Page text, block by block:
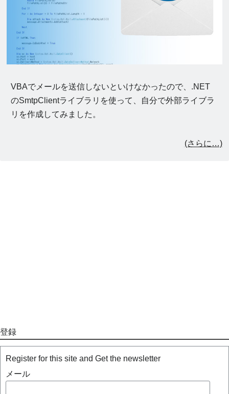
VBAでメールを送信しないといけなかったので、.NET
のSmtpClientライブラリを使って、自分で外部ライブラ
リを作成してみました。
(さらに…)
登録
Register for this site and Get the newsletter
メール